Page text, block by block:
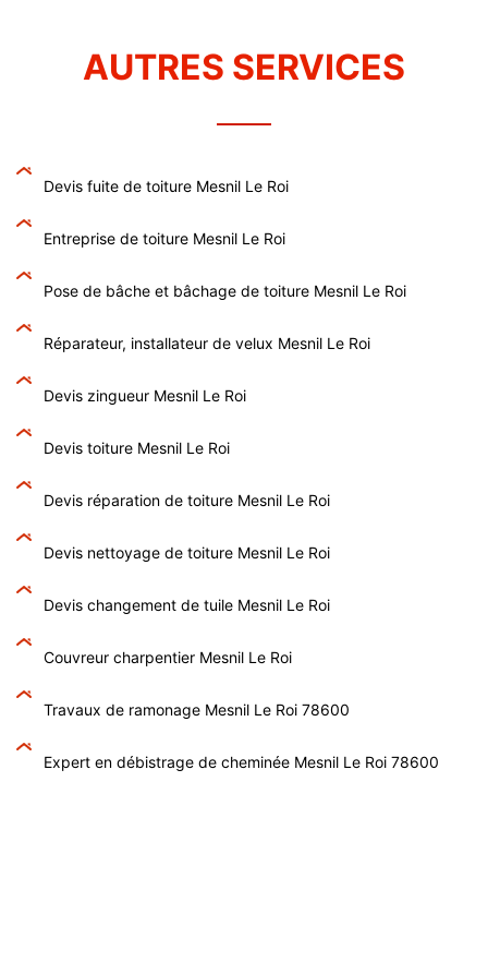
AUTRES SERVICES
Devis fuite de toiture Mesnil Le Roi
Entreprise de toiture Mesnil Le Roi
Pose de bâche et bâchage de toiture Mesnil Le Roi
Réparateur, installateur de velux Mesnil Le Roi
Devis zingueur Mesnil Le Roi
Devis toiture Mesnil Le Roi
Devis réparation de toiture Mesnil Le Roi
Devis nettoyage de toiture Mesnil Le Roi
Devis changement de tuile Mesnil Le Roi
Couvreur charpentier Mesnil Le Roi
Travaux de ramonage Mesnil Le Roi 78600
Expert en débistrage de cheminée Mesnil Le Roi 78600